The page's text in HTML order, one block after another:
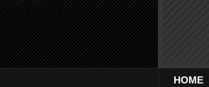
HOME